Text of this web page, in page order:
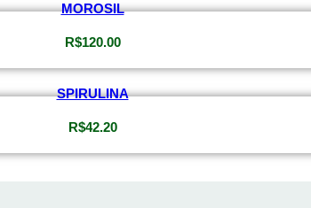
MOROSIL
R$120.00
SPIRULINA
R$42.20